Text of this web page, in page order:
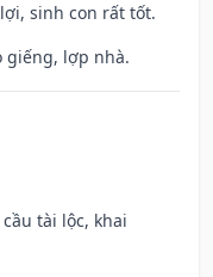
sinh con rất tốt.
giếng, lợp nhà.
tài lộc, khai